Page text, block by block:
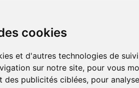
cookies
et d'autres technologies de
sur notre site, pour vous
des publicités ciblées, pour